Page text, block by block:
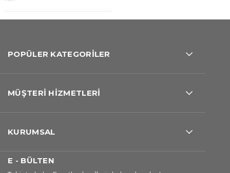
POPÜLER KATEGORİLER
MÜŞTERİ HİZMETLERİ
KURUMSAL
E - BÜLTEN